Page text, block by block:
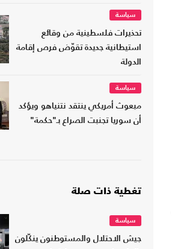
سياسة
تحذيرات فلسطينية من وقائع
استيطانية جديدة تقوّض فرص إقامة
الدولة
سياسة
مبعوث أمريكي ينتقد نتنياهو ويؤكد
أن سوريا تجنبت الصراع بـ"حكمة"
تغطية ذات صلة
سياسة
جيش الاحتلال والمستوطنون ينكّلون